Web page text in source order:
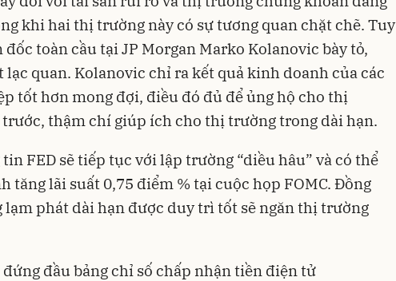
khi hai thị trường này có sự tương quan chặt chẽ. Tuy
đốc toàn cầu tại JP Morgan Marko Kolanovic bày tỏ,
lạc quan. Kolanovic chỉ ra kết quả kinh doanh của các
tốt hơn mong đợi, điều đó đủ để ủng hộ cho thị
thậm chí giúp ích cho thị trường trong dài hạn.
FED sẽ tiếp tục với lập trường “diều hâu” và có thể
tăng lãi suất 0,75 điểm % tại cuộc họp FOMC. Đồng
lạm phát dài hạn được duy trì tốt sẽ ngăn thị trường
đầu bảng chỉ số chấp nhận tiền điện tử